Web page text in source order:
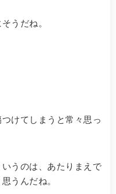
うだね。
けてしまうと常々思っ
うのは、あたりまえで
うんだね。